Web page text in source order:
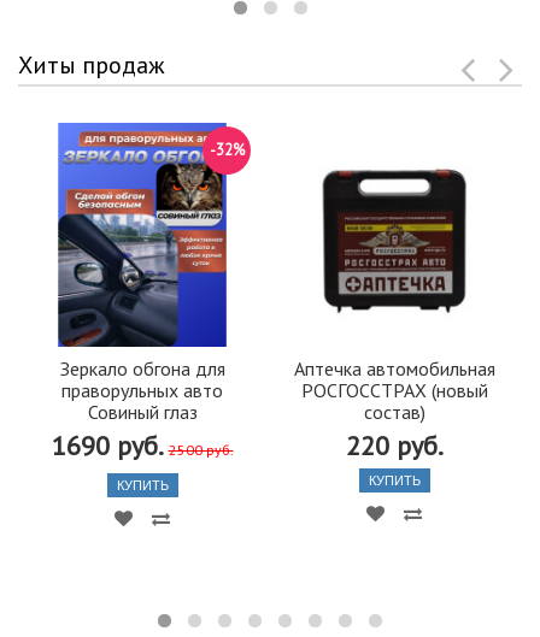
Хиты продаж
Зеркало обгона для
праворульных авто
Совиный глаз
1690 руб. 2500 руб.
-32%
КУПИТЬ
Аптечка автомобильная
РОСГОССТРАХ (новый
состав)
220 руб.
КУПИТЬ